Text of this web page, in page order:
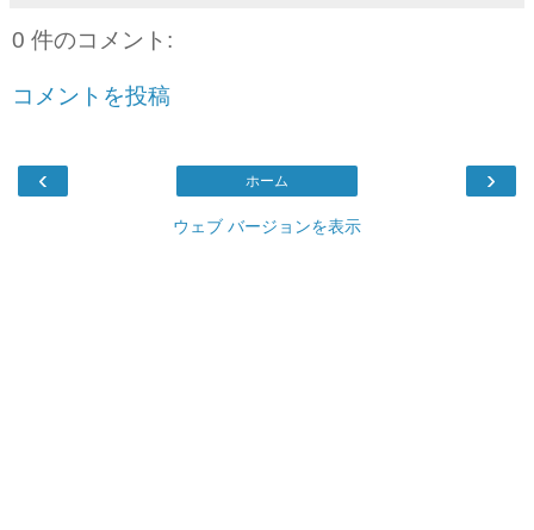
0 件のコメント:
コメントを投稿
‹ ›
ホーム
ウェブ バージョンを表示